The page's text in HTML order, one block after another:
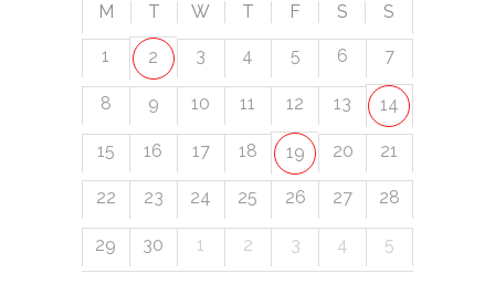
M T W T F S S
1 2 3 4 5 6 7
8 9 10 11 12 13 14
15 16 17 18 19 20 21
22 23 24 25 26 27 28
29 30 1 2 3 4 5